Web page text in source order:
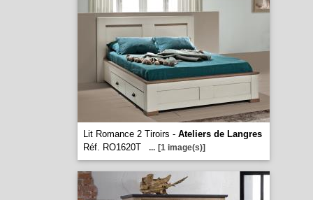
Lit Romance 2 Tiroirs - Ateliers de Langres
Réf. RO1620T
... [1 image(s)]